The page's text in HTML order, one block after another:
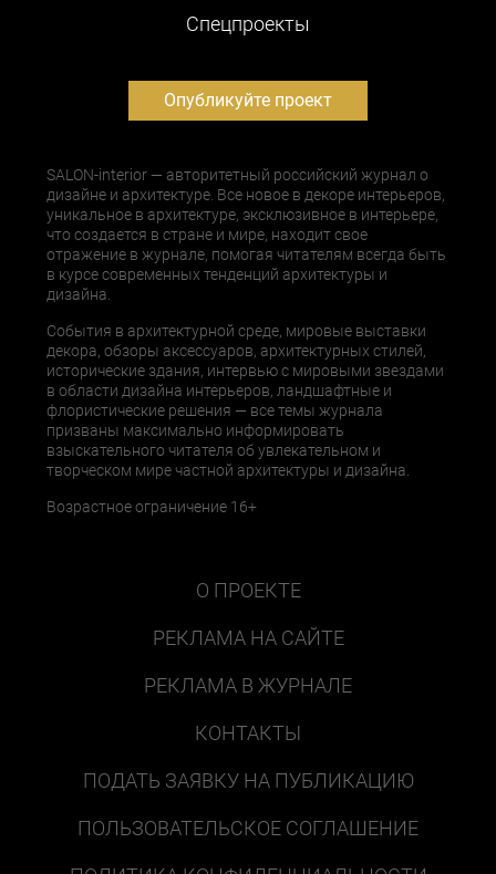
Cпецпроекты
Опубликуйте проект
SALON-interior — авторитетный российский журнал о
дизайне и архитектуре. Все новое в декоре интерьеров,
уникальное в архитектуре, эксклюзивное в интерьере,
что создается в стране и мире, находит свое
отражение в журнале, помогая читателям всегда быть
в курсе современных тенденций архитектуры и
дизайна.
События в архитектурной среде, мировые выставки
декора, обзоры аксессуаров, архитектурных стилей,
исторические здания, интервью с мировыми звездами
в области дизайна интерьеров, ландшафтные и
флористические решения — все темы журнала
призваны максимально информировать
взыскательного читателя об увлекательном и
творческом мире частной архитектуры и дизайна.
Возрастное ограничение 16+
О ПРОЕКТЕ
РЕКЛАМА НА САЙТЕ
РЕКЛАМА В ЖУРНАЛЕ
КОНТАКТЫ
ПОДАТЬ ЗАЯВКУ НА ПУБЛИКАЦИЮ
ПОЛЬЗОВАТЕЛЬСКОЕ СОГЛАШЕНИЕ